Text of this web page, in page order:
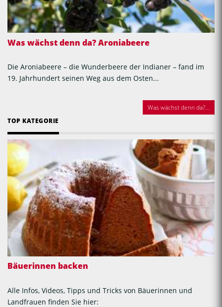
Was wächst denn da? Aroniabeere
Die Aroniabeere – die Wunderbeere der Indianer – fand im
19. Jahrhundert seinen Weg aus dem Osten...
Was wächst denn da?...
TOP KATEGORIE
Bäuerinnen backen
Alle Infos, Videos, Tipps und Tricks von Bäuerinnen und
Landfrauen finden Sie hier: